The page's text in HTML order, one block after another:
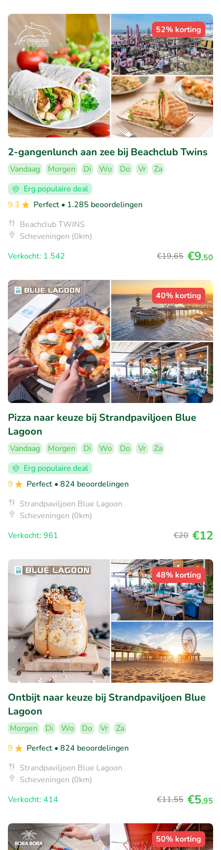
52% korting
2-gangenlunch aan zee bij Beachclub Twins
Vandaag Morgen Di Wo Do Vr
Za
Erg populaire deal
9.3
Perfect • 1.285 beoordelingen
Beachclub TWINS
Scheveningen (0km)
Verkocht: 1.542
€19,65 €9,50
40% korting
Pizza naar keuze bij Strandpaviljoen Blue
Lagoon
Vandaag Morgen Di Wo Do Vr
Za
Erg populaire deal
9
Perfect • 824 beoordelingen
Strandpaviljoen Blue Lagoon
Scheveningen (0km)
Verkocht: 961
€20 €12
48% korting
Ontbijt naar keuze bij Strandpaviljoen Blue
Lagoon
Morgen Di Wo Do Vr
Za
9
Perfect • 824 beoordelingen
Strandpaviljoen Blue Lagoon
Scheveningen (0km)
Verkocht: 414
€11,55 €5,95
50% korting